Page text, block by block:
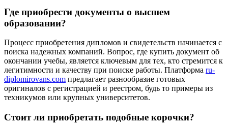
Где приобрести документы о высшем
образовании?
Процесс приобретения дипломов и свидетельств начинается с
поиска надежных компаний. Вопрос, где купить документ об
окончании учебы, является ключевым для тех, кто стремится к
легитимности и качеству при поиске работы. Платформа ru-
diplomirovans.com предлагает разнообразие готовых
оригиналов с регистрацией и реестром, будь то примеры из
техникумов или крупных университетов.
Стоит ли приобретать подобные корочки?